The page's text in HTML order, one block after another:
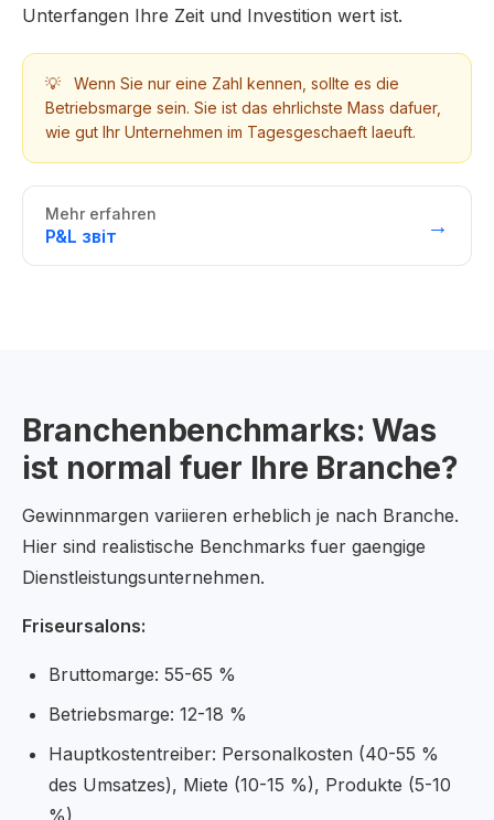
Unterfangen Ihre Zeit und Investition wert ist.
💡
Wenn Sie nur eine Zahl kennen, sollte es die
Betriebsmarge sein. Sie ist das ehrlichste Mass dafuer,
wie gut Ihr Unternehmen im Tagesgeschaeft laeuft.
Mehr erfahren
P&L звіт →
Branchenbenchmarks: Was
ist normal fuer Ihre Branche?
Gewinnmargen variieren erheblich je nach Branche.
Hier sind realistische Benchmarks fuer gaengige
Dienstleistungsunternehmen.
Friseursalons:
Bruttomarge: 55-65 %
Betriebsmarge: 12-18 %
Hauptkostentreiber: Personalkosten (40-55 %
des Umsatzes), Miete (10-15 %), Produkte (5-10
%)